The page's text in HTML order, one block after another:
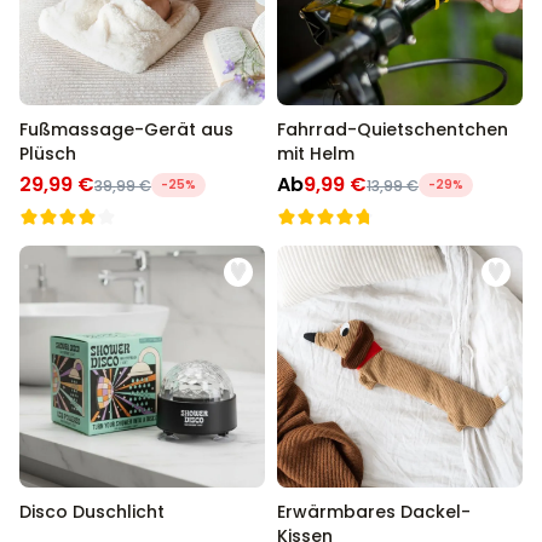
Fußmassage-Gerät aus
Plüsch
29,99 €39,99 € -25%
Fahrrad-Quietschentchen
mit Helm
Ab9,99 €13,99 € -29%
Disco Duschlicht
Erwärmbares Dackel-
Kissen